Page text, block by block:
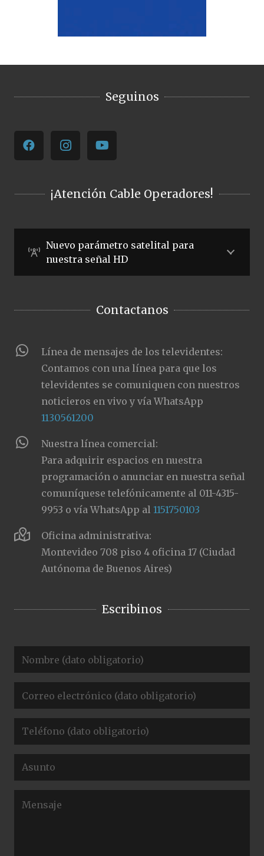
Seguinos
¡Atención Cable Operadores!
Nuevo parámetro satelital para
nuestra señal HD
Contactanos
Línea de mensajes de los televidentes:
Contamos con una línea para que los
televidentes se comuniquen con nuestros
noticieros en vivo y vía WhatsApp
1130561200
Nuestra línea comercial:
Para adquirir espacios en nuestra
programación o anunciar en nuestra señal
comuníquese telefónicamente al 011-4315-
9953 o vía WhatsApp al1151750103
Oficina administrativa:
Montevideo 708 piso 4 oficina 17 (Ciudad
Autónoma de Buenos Aires)
Escribinos